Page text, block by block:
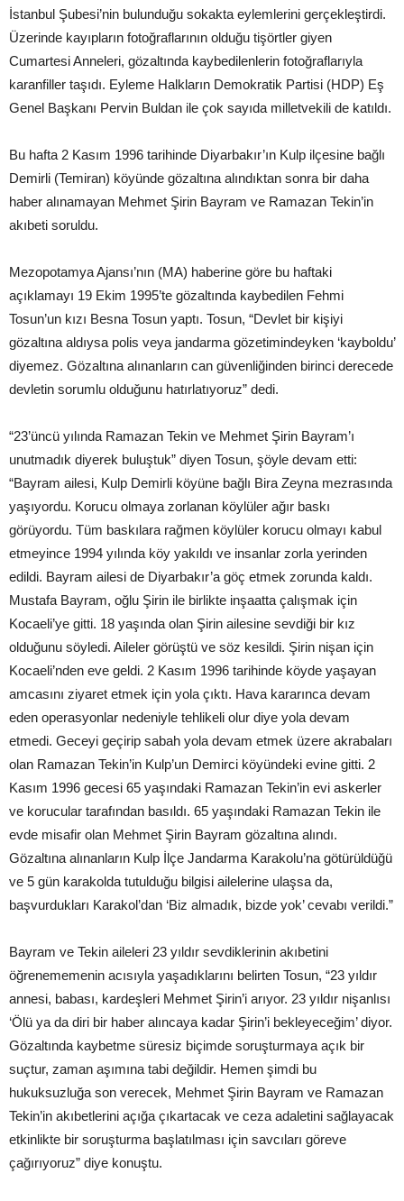
İstanbul Şubesi’nin bulunduğu sokakta eylemlerini gerçekleştirdi.
Üzerinde kayıpların fotoğraflarının olduğu tişörtler giyen
Cumartesi Anneleri, gözaltında kaybedilenlerin fotoğraflarıyla
karanfiller taşıdı. Eyleme Halkların Demokratik Partisi (HDP) Eş
Genel Başkanı Pervin Buldan ile çok sayıda milletvekili de katıldı.
Bu hafta 2 Kasım 1996 tarihinde Diyarbakır’ın Kulp ilçesine bağlı
Demirli (Temiran) köyünde gözaltına alındıktan sonra bir daha
haber alınamayan Mehmet Şirin Bayram ve Ramazan Tekin’in
akıbeti soruldu.
Mezopotamya Ajansı’nın (MA) haberine göre bu haftaki
açıklamayı 19 Ekim 1995’te gözaltında kaybedilen Fehmi
Tosun’un kızı Besna Tosun yaptı. Tosun, “Devlet bir kişiyi
gözaltına aldıysa polis veya jandarma gözetimindeyken ‘kayboldu’
diyemez. Gözaltına alınanların can güvenliğinden birinci derecede
devletin sorumlu olduğunu hatırlatıyoruz” dedi.
“23’üncü yılında Ramazan Tekin ve Mehmet Şirin Bayram’ı
unutmadık diyerek buluştuk” diyen Tosun, şöyle devam etti:
“Bayram ailesi, Kulp Demirli köyüne bağlı Bira Zeyna mezrasında
yaşıyordu. Korucu olmaya zorlanan köylüler ağır baskı
görüyordu. Tüm baskılara rağmen köylüler korucu olmayı kabul
etmeyince 1994 yılında köy yakıldı ve insanlar zorla yerinden
edildi. Bayram ailesi de Diyarbakır’a göç etmek zorunda kaldı.
Mustafa Bayram, oğlu Şirin ile birlikte inşaatta çalışmak için
Kocaeli’ye gitti. 18 yaşında olan Şirin ailesine sevdiği bir kız
olduğunu söyledi. Aileler görüştü ve söz kesildi. Şirin nişan için
Kocaeli’nden eve geldi. 2 Kasım 1996 tarihinde köyde yaşayan
amcasını ziyaret etmek için yola çıktı. Hava kararınca devam
eden operasyonlar nedeniyle tehlikeli olur diye yola devam
etmedi. Geceyi geçirip sabah yola devam etmek üzere akrabaları
olan Ramazan Tekin’in Kulp’un Demirci köyündeki evine gitti. 2
Kasım 1996 gecesi 65 yaşındaki Ramazan Tekin’in evi askerler
ve korucular tarafından basıldı. 65 yaşındaki Ramazan Tekin ile
evde misafir olan Mehmet Şirin Bayram gözaltına alındı.
Gözaltına alınanların Kulp İlçe Jandarma Karakolu’na götürüldüğü
ve 5 gün karakolda tutulduğu bilgisi ailelerine ulaşsa da,
başvurdukları Karakol’dan ‘Biz almadık, bizde yok’ cevabı verildi.”
Bayram ve Tekin aileleri 23 yıldır sevdiklerinin akıbetini
öğrenememenin acısıyla yaşadıklarını belirten Tosun, “23 yıldır
annesi, babası, kardeşleri Mehmet Şirin’i arıyor. 23 yıldır nişanlısı
‘Ölü ya da diri bir haber alıncaya kadar Şirin’i bekleyeceğim’ diyor.
Gözaltında kaybetme süresiz biçimde soruşturmaya açık bir
suçtur, zaman aşımına tabi değildir. Hemen şimdi bu
hukuksuzluğa son verecek, Mehmet Şirin Bayram ve Ramazan
Tekin’in akıbetlerini açığa çıkartacak ve ceza adaletini sağlayacak
etkinlikte bir soruşturma başlatılması için savcıları göreve
çağırıyoruz” diye konuştu.